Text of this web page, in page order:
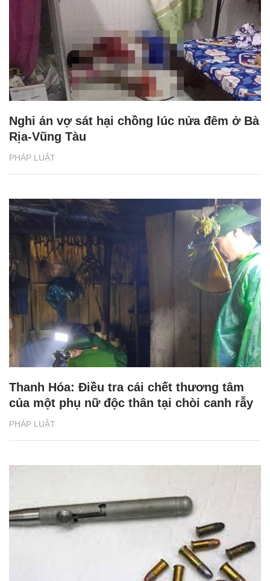
PHÁP LUẬT
Nghi án vợ sát hại chồng lúc nửa đêm ở Bà
Rịa-Vũng Tàu
PHÁP LUẬT
Thanh Hóa: Điều tra cái chết thương tâm
của một phụ nữ độc thân tại chòi canh rẫy